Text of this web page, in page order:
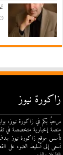
زاكورة نيوز
مرحبًا بكم في زاكورة نيوز،
منصة إخبارية متخصصة في
تأسس موقع زاكورة نيوز بهدف
نسعى إلى تسليط الضوء على